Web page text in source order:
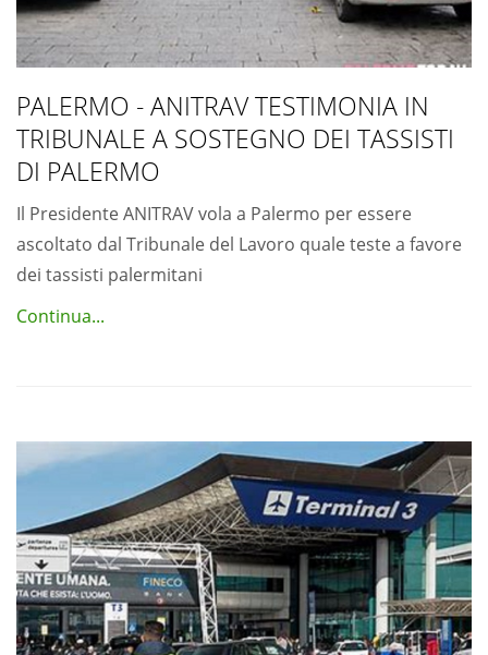
PALERMO - ANITRAV TESTIMONIA IN
TRIBUNALE A SOSTEGNO DEI TASSISTI
DI PALERMO
Il Presidente ANITRAV vola a Palermo per essere
ascoltato dal Tribunale del Lavoro quale teste a favore
dei tassisti palermitani
Continua...